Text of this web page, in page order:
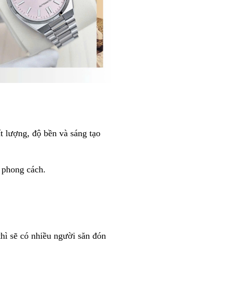
độ bền và sáng tạo
cách.
sẽ có nhiều người săn đón